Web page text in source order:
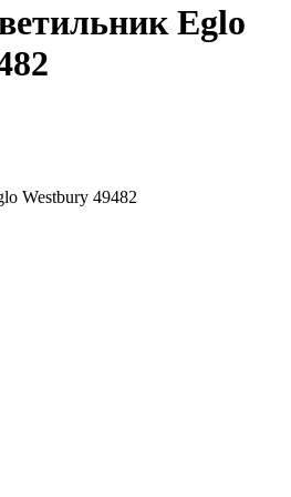
Eglo
Westbury 49482